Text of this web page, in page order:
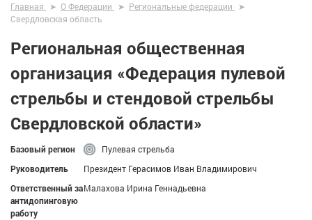
Главная О Федерации
Региональные федерации
Свердловская область
Региональная общественная
организация «Федерация пулевой
стрельбы и стендовой стрельбы
Свердловской области»
Базовый регион
Пулевая стрельба
Руководитель
Президент Герасимов Иван Владимирович
Ответственный за
антидопинговую
работу
Малахова Ирина Геннадьевна